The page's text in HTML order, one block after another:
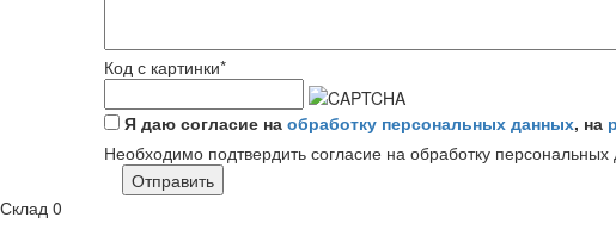
Код с картинки*
Я даю согласие на обработку персональных данных, на
Необходимо подтвердить согласие на обработку
Отправить
Склад 0